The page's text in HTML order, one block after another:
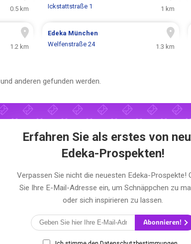
0.5 km
Ickstattstraße 1
1 km
1.2 km
Edeka München
Welfenstraße 24
1.3 km
und anderen gefunden werden.
Erfahren Sie als erstes von
Edeka-Prospekten!
Verpassen Sie nicht die neuesten Edeka-Prospekte!
Sie Ihre E-Mail-Adresse ein, um Schnäppchen zu
oder sich inspirieren zu lassen.
Abonnieren!